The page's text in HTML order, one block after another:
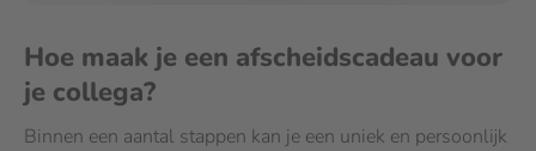
Hoe maak je een afscheidscadeau voor
je collega?
Binnen een aantal stappen kan je een uniek en persoonlijk